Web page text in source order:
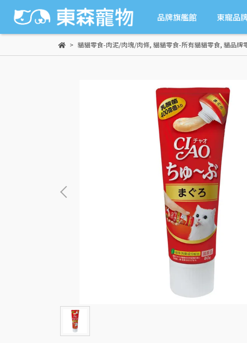
品牌旗艦館 東寵品
貓貓零食-肉泥/肉塊/肉條, 貓貓零食-所有貓貓零食, 貓品牌